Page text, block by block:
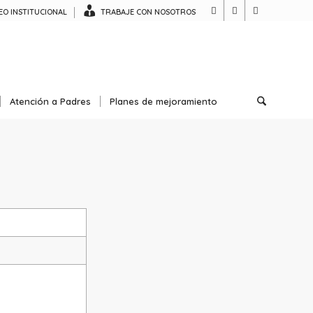
INSTITUCIONAL TRABAJE CON NOSOTROS
Atención a Padres Planes de mejoramiento